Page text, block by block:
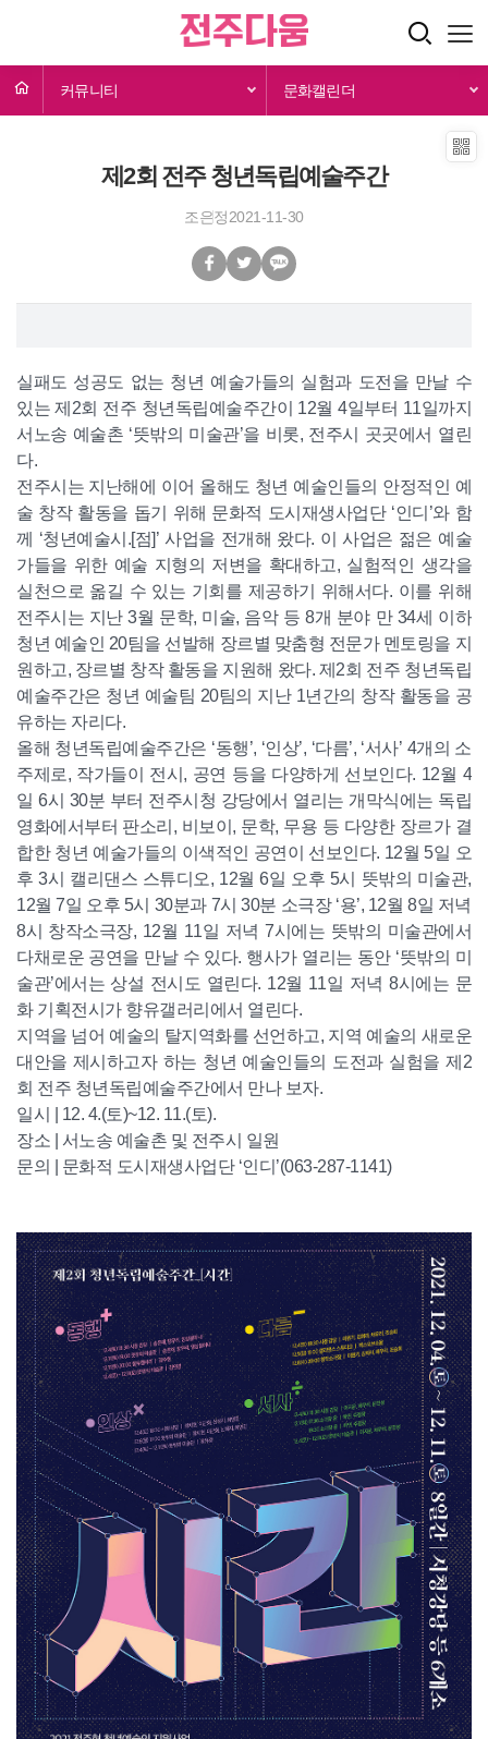
커뮤니티 문화캘린더
제2회 전주 청년독립예술주간
조은정2021-11-30
실패도 성공도 없는 청년 예술가들의 실험과 도전을 만날 수
있는 제2회 전주 청년독립예술주간이 12월 4일부터 11일까지
서노송 예술촌 ‘뜻밖의 미술관’을 비롯, 전주시 곳곳에서 열린
다.
전주시는 지난해에 이어 올해도 청년 예술인들의 안정적인 예
술 창작 활동을 돕기 위해 문화적 도시재생사업단 ‘인디’와 함
께 ‘청년예술시.[점]’ 사업을 전개해 왔다. 이 사업은 젊은 예술
가들을 위한 예술 지형의 저변을 확대하고, 실험적인 생각을
실천으로 옮길 수 있는 기회를 제공하기 위해서다. 이를 위해
전주시는 지난 3월 문학, 미술, 음악 등 8개 분야 만 34세 이하
청년 예술인 20팀을 선발해 장르별 맞춤형 전문가 멘토링을 지
원하고, 장르별 창작 활동을 지원해 왔다. 제2회 전주 청년독립
예술주간은 청년 예술팀 20팀의 지난 1년간의 창작 활동을 공
유하는 자리다.
올해 청년독립예술주간은 ‘동행’, ‘인상’, ‘다름’, ‘서사’ 4개의 소
주제로, 작가들이 전시, 공연 등을 다양하게 선보인다. 12월 4
일 6시 30분 부터 전주시청 강당에서 열리는 개막식에는 독립
영화에서부터 판소리, 비보이, 문학, 무용 등 다양한 장르가 결
합한 청년 예술가들의 이색적인 공연이 선보인다. 12월 5일 오
후 3시 캘리댄스 스튜디오, 12월 6일 오후 5시 뜻밖의 미술관,
12월 7일 오후 5시 30분과 7시 30분 소극장 ‘용’, 12월 8일 저녁
8시 창작소극장, 12월 11일 저녁 7시에는 뜻밖의 미술관에서
다채로운 공연을 만날 수 있다. 행사가 열리는 동안 ‘뜻밖의 미
술관’에서는 상설 전시도 열린다. 12월 11일 저녁 8시에는 문
화 기획전시가 향유갤러리에서 열린다.
지역을 넘어 예술의 탈지역화를 선언하고, 지역 예술의 새로운
대안을 제시하고자 하는 청년 예술인들의 도전과 실험을 제2
회 전주 청년독립예술주간에서 만나 보자.
일시 | 12. 4.(토)~12. 11.(토).
장소 | 서노송 예술촌 및 전주시 일원
문의 | 문화적 도시재생사업단 ‘인디’(063-287-1141)